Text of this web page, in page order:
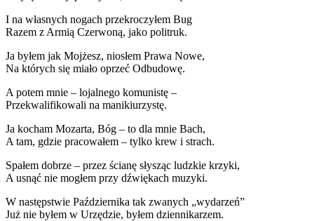
I na własnych nogach przekroczyłem Bug
Razem z Armią Czerwoną, jako politruk.
Ja byłem jak Mojżesz, niosłem Prawa Nowe,
Na których się miało oprzeć Odbudowę.
A potem mnie – lojalnego komunistę –
Przekwalifikowali na manikiurzystę.
Ja kocham Mozarta, Bóg – to dla mnie Bach,
A tam, gdzie pracowałem – tylko krew i strach.
Spałem dobrze – przez ścianę słysząc ludzkie krzyki,
A usnąć nie mogłem przy dźwiękach muzyki.
W następstwie Października tak zwanych „wydarzeń”
Już nie byłem w Urzędzie, byłem dziennikarzem.